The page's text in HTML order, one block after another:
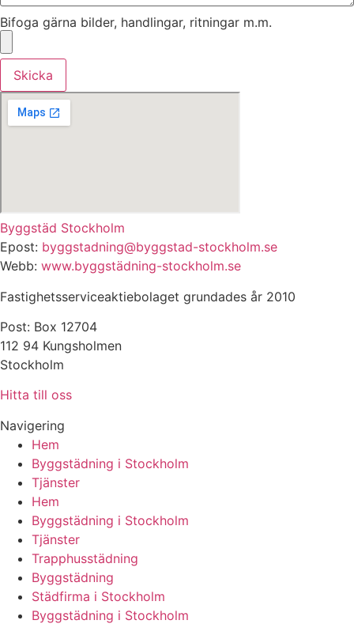
Bifoga gärna bilder, handlingar, ritningar m.m.
Skicka
Byggstäd Stockholm
Epost: byggstadning@byggstad-stockholm.se
Webb: www.byggstädning-stockholm.se
Fastighetsserviceaktiebolaget grundades år 2010
Post: Box 12704
112 94 Kungsholmen
Stockholm
Hitta till oss
Navigering
Hem
Byggstädning i Stockholm
Tjänster
Hem
Byggstädning i Stockholm
Tjänster
Trapphusstädning
Byggstädning
Städfirma i Stockholm
Byggstädning i Stockholm